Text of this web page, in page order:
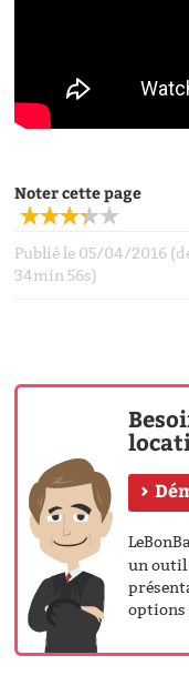
Noter cette page
Publié le 05/04/2016
34min 56s)
un outil
options